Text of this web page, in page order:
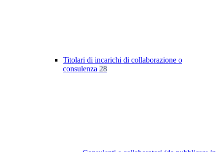
Titolari di incarichi di collaborazione o
consulenza 28